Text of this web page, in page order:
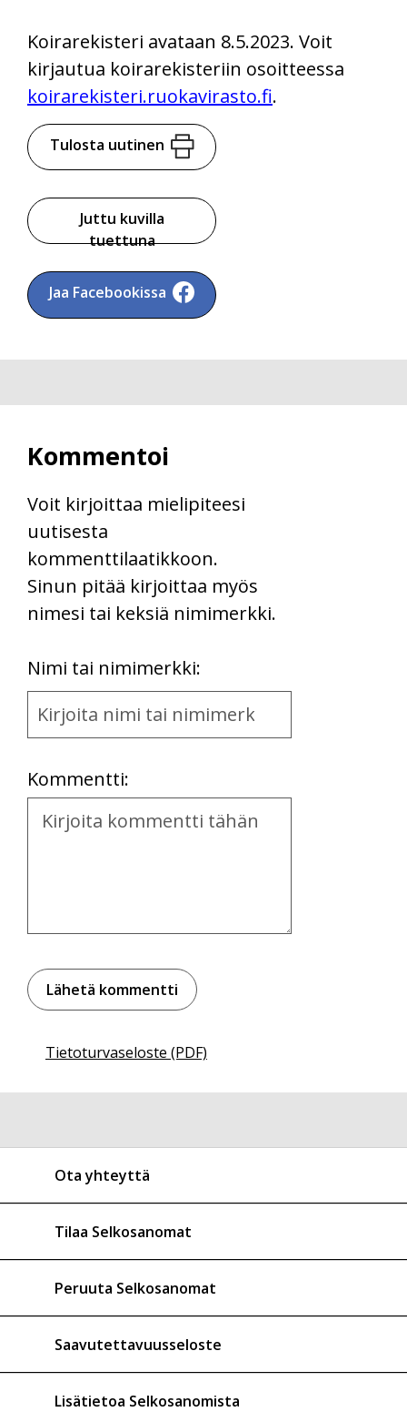
Koirarekisteri avataan 8.5.2023. Voit
kirjautua koirarekisteriin osoitteessa
koirarekisteri.ruokavirasto.fi.
Tulosta uutinen
Juttu kuvilla
tuettuna
Jaa Facebookissa
Kommentoi
Voit kirjoittaa mielipiteesi
uutisesta
kommenttilaatikkoon.
Sinun pitää kirjoittaa myös
nimesi tai keksiä nimimerkki.
Nimi tai nimimerkki:
Name
and
Kommentti:
Kommentti
Tietoturvaseloste (PDF)
Ota yhteyttä
Tilaa Selkosanomat
Peruuta Selkosanomat
Saavutettavuusseloste
Lisätietoa Selkosanomista